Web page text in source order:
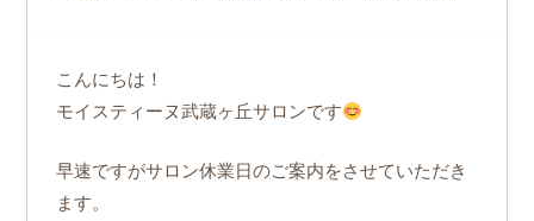
こんにちは！
モイスティーヌ武蔵ヶ丘サロンです
早速ですがサロン休業日のご案内をさせていただき
ます。